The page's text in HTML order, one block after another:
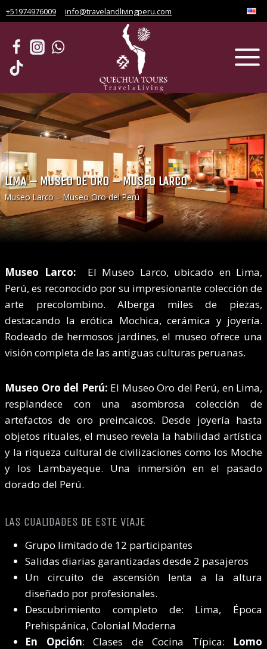
Saltar
al
contenido
+51974976009 info@travelandlivingperu.com
LIMA – MUSEO DE ORO – MUSEO LARCO
Museo Larco – Museo Oro del Perú
Museo Larco: El Museo Larco, ubicado en Lima,
Perú, es reconocido por su impresionante colección de
arte precolombino. Alberga miles de piezas,
destacando la erótica Mochica, cerámica y joyería.
Rodeado de hermosos jardines, el museo ofrece una
visión completa de las antiguas culturas peruanas.
Museo Oro del Perú: El Museo Oro del Perú, en Lima,
resplandece con una asombrosa colección de
artefactos de oro preincaicos. Desde joyería hasta
objetos rituales, el museo revela la habilidad artística
y la riqueza cultural de civilizaciones como los Moche
y los Lambayeque. Una inmersión en el pasado
dorado del Perú.
LAS CUALIDADES DE ESTE VIAJE
Grupo limitado de 12 participantes
Salidas diarias garantizadas desde 2 pasajeros
Un circuito de ascensión lenta a la altura
diseñado por profesionales.
Descubrimiento completo de: Lima, Época
Prehispánica, Colonial Moderna
En Opción: Clases de Cocina Típica: Lomo